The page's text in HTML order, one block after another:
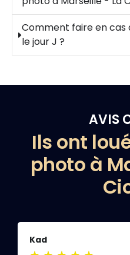
Comment faire en
le jour J ?
AVIS
Ils ont
photo à
Kad